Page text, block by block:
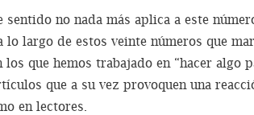
no nada más aplica a este
lo largo de estos veinte números que
que hemos trabajado en “hacer algo
que a su vez provoquen una
en lectores.